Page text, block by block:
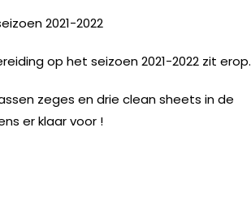
2021-2022
op het seizoen 2021-2022 zit erop.
zeges en drie clean sheets in de
er klaar voor !